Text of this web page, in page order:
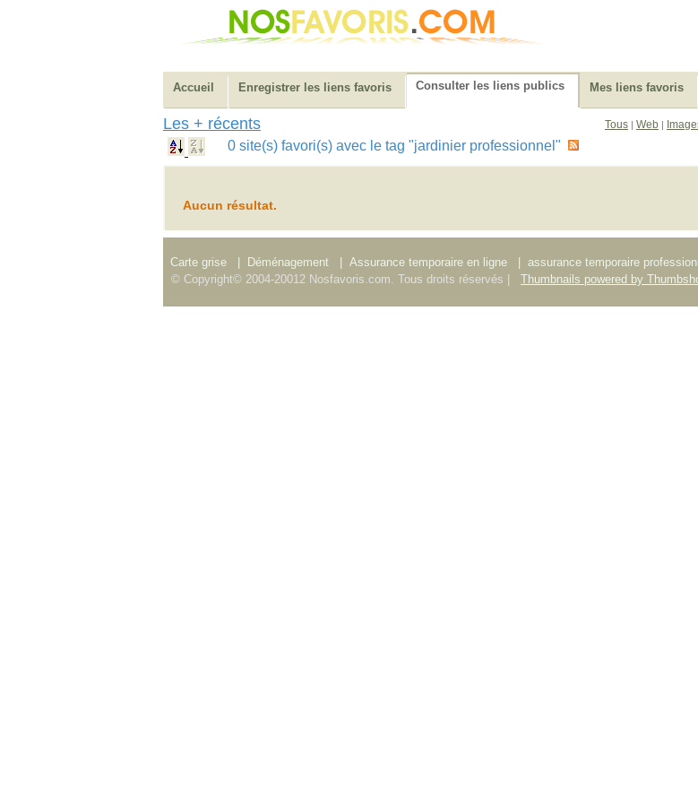
Accueil Enregistrer les liens favoris Consulter les liens publics Mes liens favoris
Les + récents Tous | Web |
0 site(s) favori(s) avec le tag "jardinier professionnel"
Aucun résultat.
Carte grise Déménagement Assurance temporaire en ligne assurance temporaire
© Copyright© 2004-20012 Nosfavoris.com. Tous droits réservés |
Thumbnails powered by